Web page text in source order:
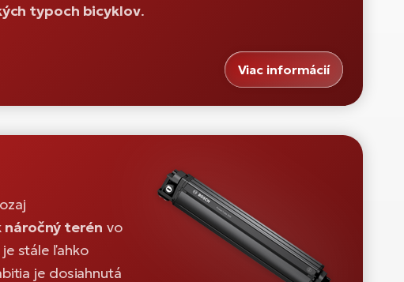
typoch bicyklov.
Viac informácií
náročný terén vo
stále ľahko
je dosiahnutá